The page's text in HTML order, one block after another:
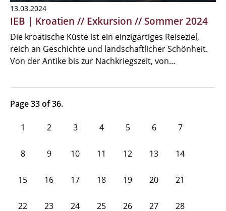
13.03.2024
IEB | Kroatien // Exkursion // Sommer 2024
Die kroatische Küste ist ein einzigartiges Reiseziel,
reich an Geschichte und landschaftlicher Schönheit.
Von der Antike bis zur Nachkriegszeit, von…
Page 33 of 36.
1 2 3 4 5 6 7
8 9 10 11 12 13 14
15 16 17 18 19 20 21
22 23 24 25 26 27 28